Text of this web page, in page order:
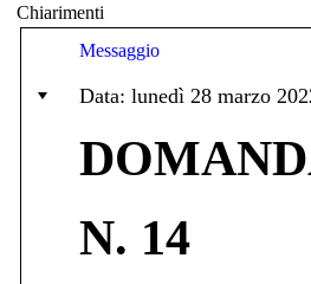
Chiarimenti
Messaggio
Data: lunedì 28 marzo
N. 14